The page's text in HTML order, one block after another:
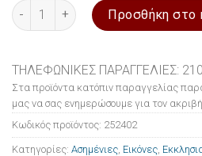
Εικόνα ασημένια Παναγία με τα
Προσθήκη στο
ΤΗΛΕΦΩΝΙΚΕΣ ΠΑΡΑΓΓΕΛΙΕΣ:
Στα προϊόντα κατόπιν παραγγελίας
μας να σας ενημερώσουμε για τον
Κωδικός προϊόντος: 252402
Κατηγορίες: Ασημένιες Εικόνες